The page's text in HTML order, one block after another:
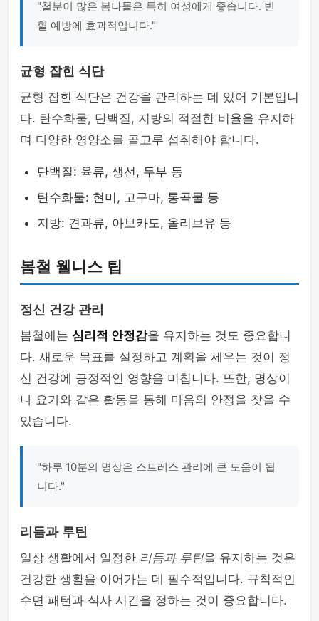
"철분이 많은 봄나물은 특히 여성에게 좋습니다. 빈
혈 예방에 효과적입니다."
균형 잡힌 식단
균형 잡힌 식단은 건강을 관리하는 데 있어 기본입니
다. 탄수화물, 단백질, 지방의 적절한 비율을 유지하
며 다양한 영양소를 골고루 섭취해야 합니다.
단백질: 육류, 생선, 두부 등
탄수화물: 현미, 고구마, 통곡물 등
지방: 견과류, 아보카도, 올리브유 등
봄철 웰니스 팁
정신 건강 관리
봄철에는 심리적 안정감을 유지하는 것도 중요합니
다. 새로운 목표를 설정하고 계획을 세우는 것이 정
신 건강에 긍정적인 영향을 미칩니다. 또한, 명상이
나 요가와 같은 활동을 통해 마음의 안정을 찾을 수
있습니다.
"하루 10분의 명상은 스트레스 관리에 큰 도움이 됩
니다."
리듬과 루틴
일상 생활에서 일정한 리듬과 루틴을 유지하는 것은
건강한 생활을 이어가는 데 필수적입니다. 규칙적인
수면 패턴과 식사 시간을 정하는 것이 중요합니다.